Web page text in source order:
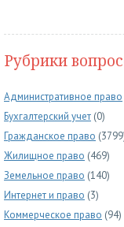
Рубрики
Административное право
Бухгалтерский учет (0)
Гражданское право
Жилищное право (469)
Земельное право (140)
Интернет и право (3)
Коммерческое право (94)